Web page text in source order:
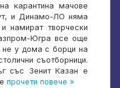
карантина мачове
и Динамо-ЛО няма
намират творчески
Югра все още
не у дома с борци на
съотборници.
със Зенит Казан е
прочети повече »